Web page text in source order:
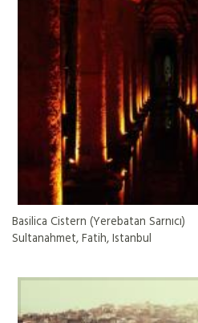
Basilica Cistern (Yerebatan Sarnıcı)
Sultanahmet, Fatih, Istanbul